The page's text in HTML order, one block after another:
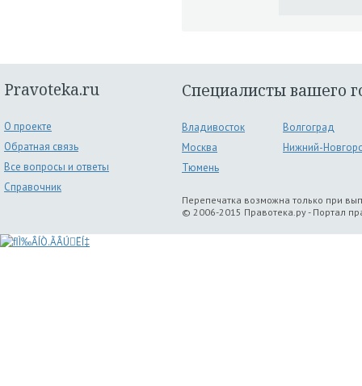
Pravoteka.ru
О проекте
Обратная связь
Все вопросы и ответы
Справочник
Специалисты вашего
Владивосток
Волгоград
Москва
Нижний-
Тюмень
Перепечатка возможна только при
© 2006-2015 Правотека.ру - Портал